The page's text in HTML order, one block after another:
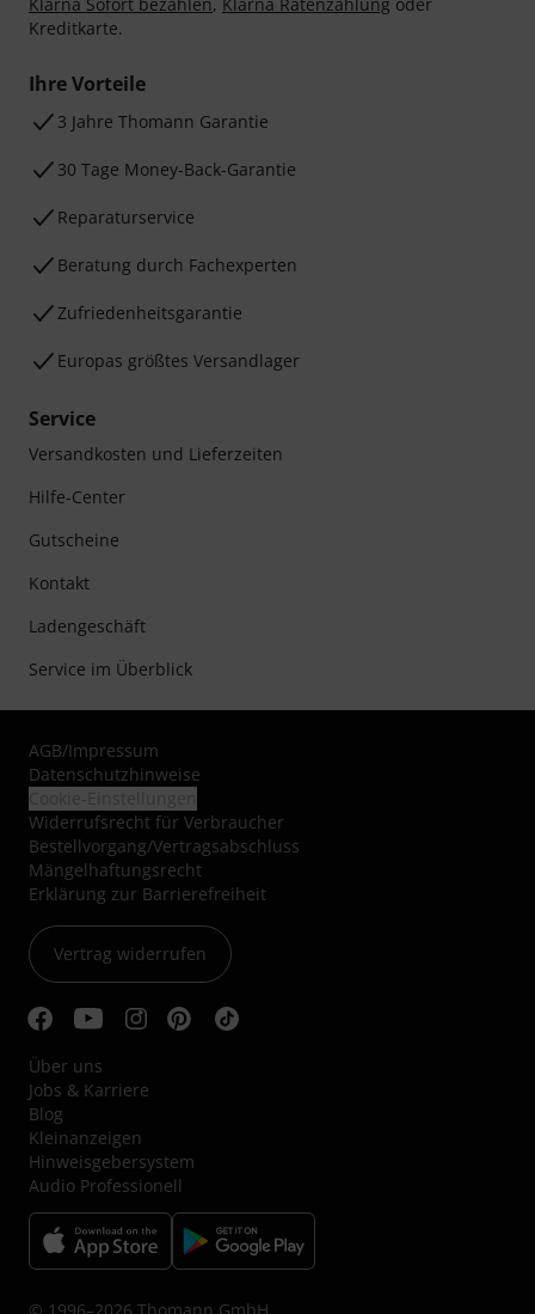
Kreditkarte.
Ihre Vorteile
3 Jahre Thomann Garantie
30 Tage Money-Back-Garantie
Reparaturservice
Beratung durch Fachexperten
Zufriedenheitsgarantie
Europas größtes Versandlager
Service
Versandkosten und Lieferzeiten
Hilfe-Center
Gutscheine
Kontakt
Ladengeschäft
Service im Überblick
AGB/Impressum
Datenschutzhinweise
Widerrufsrecht für Verbraucher
Bestellvorgang/Vertragsabschluss
Mängelhaftungsrecht
Erklärung zur Barrierefreiheit
Vertrag widerrufen
Über uns
Jobs & Karriere
Blog
Kleinanzeigen
Hinweisgebersystem
Audio Professionell